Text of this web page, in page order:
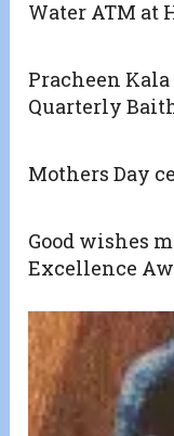
Water ATM at
Pracheen
Quarterly
Mothers Day
Good wishes
Excellence